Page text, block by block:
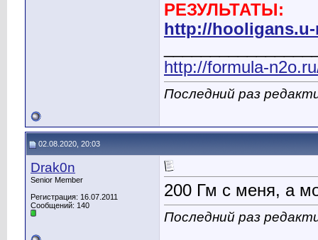
РЕЗУЛЬТАТЫ:
http://hooligans.u-
http://formula-
Последний раз
02.08.2020, 20:03
Drak0n
Senior Member
Регистрация: 16.07.2011
Сообщений: 140
200 Гм с меня, а
Последний раз